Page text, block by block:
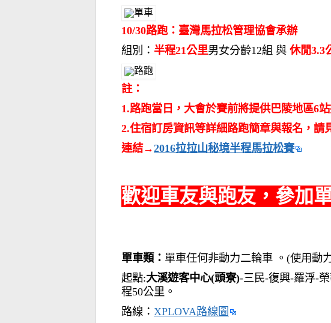
10/30路跑：臺灣馬拉松管理協會承辦
組別： 半程21公里男女分齡12組 與 休閒3.3
註：
1.路跑當日，大會於賽前將提供巴陵地區6站
2.住宿訂房資訊等詳細路跑簡章與報名，請
連結→2016拉拉山秘境半程馬拉松賽
歡迎車友與跑友，參加
單車類： 單車任何非動力二輪車 。(使用動
起點:大溪遊客中心(頭寮)-三民-復興-羅浮-
程50公里。
路線： XPLOVA路線圖